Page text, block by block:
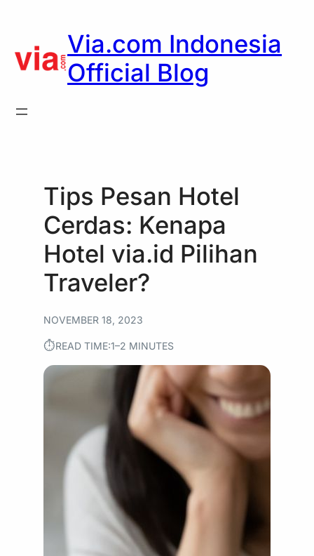
content
Via.com Indonesia
Official Blog
Tips Pesan Hotel
Cerdas: Kenapa
Hotel via.id Pilihan
Traveler?
NOVEMBER 18, 2023
⏱︎READ TIME:1–2 MINUTES